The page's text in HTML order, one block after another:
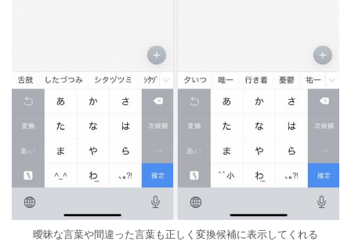
曖昧な言葉や間違った言葉も正しく変換候補に表示してくれる